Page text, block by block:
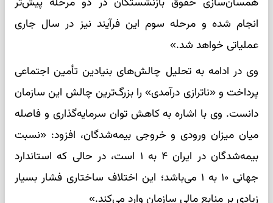
انجام شده و مرحله سوم این فرآیند نیز در سال جاری
عملیاتی خواهد شد.»
وی در ادامه به تحلیل چالش‌های بنیادین تأمین اجتماعی
پرداخت و «ناترازی درآمدی» را بزرگ‌ترین چالش این سازمان
دانست. وی با اشاره به کاهش توان سرمایه‌گذاری و فاصله
میان میزان ورودی و خروجی بیمه‌شدگان، افزود: «نسبت
بیمه‌شدگان در ایران ۴ به ۱ است، در حالی که استاندارد
جهانی ۱۰ به ۱ می‌باشد؛ این اختلاف ساختاری فشار بسیار
زیادی بر منابع مالی سازمان وارد می‌کند.»